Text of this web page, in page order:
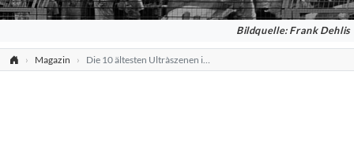
Bildquelle: Frank Dehlis
Magazin Die 10 ältesten Ultràszenen in Deutschland